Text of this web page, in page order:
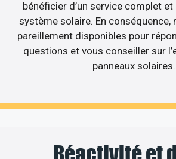
bénéficier d’un service complet
système solaire. En conséquence,
pareillement disponibles pour
questions et vous conseiller sur
panneaux solaires.